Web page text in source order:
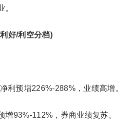
。
好/利空分档)
利预增226%-288%，业绩高增。
增93%-112%，券商业绩复苏。